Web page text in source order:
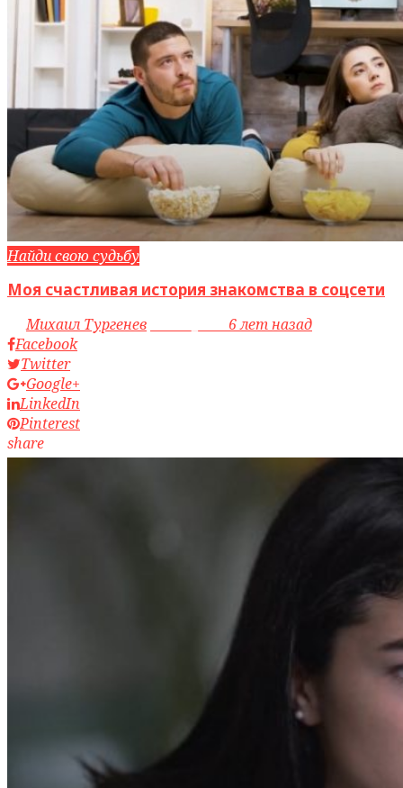
Найди свою судьбу
Моя счастливая история знакомства в соцсети
byМихаил Тургенев
6 лет назад
Facebook
Twitter
Google+
LinkedIn
Pinterest
share